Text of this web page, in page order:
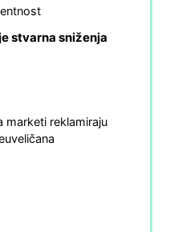
stvarna sniženja
marketi reklamiraju